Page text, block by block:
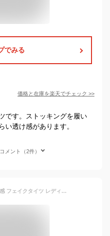
でみる
価格と在庫を楽天でチェック >>
です。ストッキングを履い
い透け感があります。
メント（2件）
[ApaLux] 裏起毛タイツ 透け感 フェイクタイツ レディース 【2022年冬 新登場 タイツ 裏起毛 ・ 伸縮性 美尻美脚効果】 極暖 厚手 美脚タイツ 保温 一体式 着圧タイツ 通勤 通学 秋冬に向け 寒さ対策 (肌色, 0~15℃対応)